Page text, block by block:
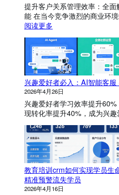
提升客户关系管理效率：全
能 在当今竞争激烈的商业环
阅读更多
R
M
智
能
管
理
系
统
哪
些
功
能
？
兴趣爱好者必入：AI智能客
2026年4月26日
兴趣爱好者学习效率提升
现转化率提升40%，成为兴趣
教育培训crm如何实现学员生
精准预警流失学员
2026年4月16日